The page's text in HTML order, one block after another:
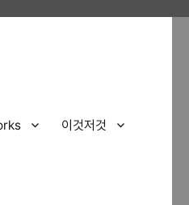
이것저것